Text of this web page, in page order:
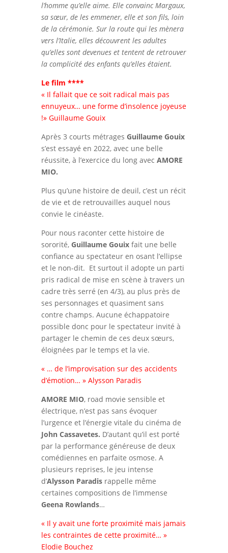
l’homme qu’elle aime. Elle convainc Margaux,
sa sœur, de les emmener, elle et son fils, loin
de la cérémonie. Sur la route qui les mènera
vers l’Italie, elles découvrent les adultes
qu’elles sont devenues et tentent de retrouver
la complicité des enfants qu’elles étaient.
Le film ****
« Il fallait que ce soit radical mais pas
ennuyeux… une forme d’insolence joyeuse
!» Guillaume Gouix
Après 3 courts métrages Guillaume Gouix
s’est essayé en 2022, avec une belle
réussite, à l’exercice du long avec AMORE
MIO.
Plus qu’une histoire de deuil, c’est un récit
de vie et de retrouvailles auquel nous
convie le cinéaste.
Pour nous raconter cette histoire de
sororité, Guillaume Gouixfait une belle
confiance au spectateur en osant l’ellipse
et le non-dit. Et surtout il adopte un parti
pris radical de mise en scène à travers un
cadre très serré (en 4/3), au plus près de
ses personnages et quasiment sans
contre champs. Aucune échappatoire
possible donc pour le spectateur invité à
partager le chemin de ces deux sœurs,
éloignées par le temps et la vie.
« … de l’improvisation sur des accidents
d’émotion… » Alysson Paradis
AMORE MIO, road movie sensible et
électrique, n’est pas sans évoquer
l’urgence et l’énergie vitale du cinéma de
John Cassavetes. D’autant qu’il est porté
par la performance généreuse de deux
comédiennes en parfaite osmose. A
plusieurs reprises, le jeu intense
d’Alysson Paradisrappelle même
certaines compositions de l’immense
Geena Rowlands…
« Il y avait une forte proximité mais jamais
les contraintes de cette proximité… »
Elodie Bouchez